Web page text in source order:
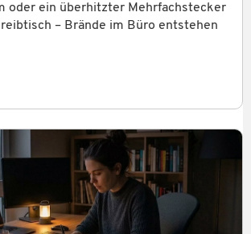
oder ein überhitzter Mehrfachstecker
– Brände im Büro entstehen